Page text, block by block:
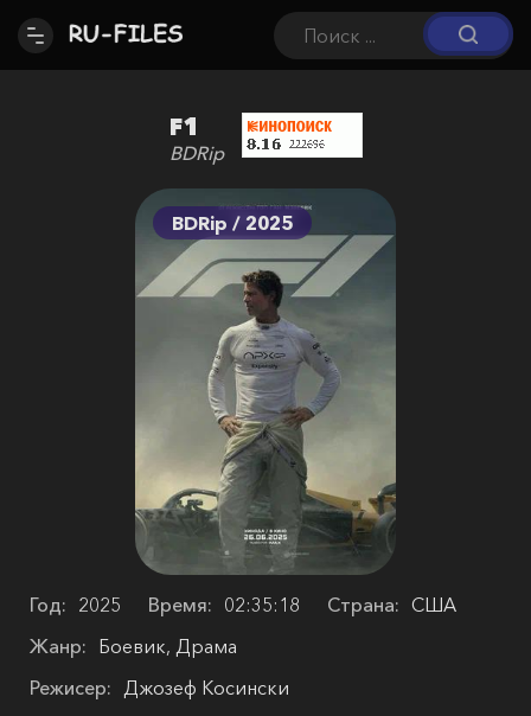
F1
BDRip
BDRip / 2025
Год: 2025 Время: 02:35:18 Страна: США
Жанр: Боевик, Драма
Режисер: Джозеф Косински